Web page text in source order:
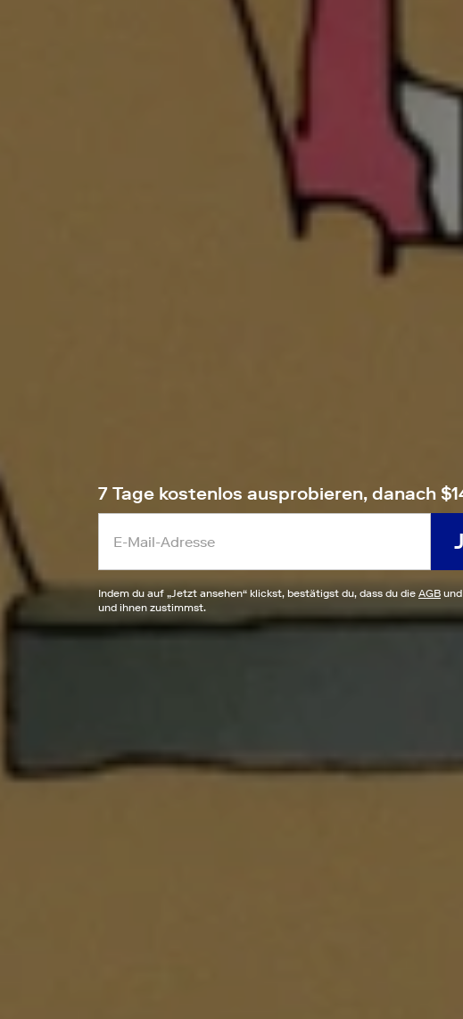
7 Tage kostenlos ausprobieren, danach
Indem du auf „Jetzt ansehen“ klickst, bestätigst du, dass du die AGB und
und ihnen zustimmst.